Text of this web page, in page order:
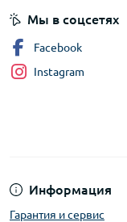
Информация
Гарантия и сервис
Мы в соцсетях
Facebook
Instagram